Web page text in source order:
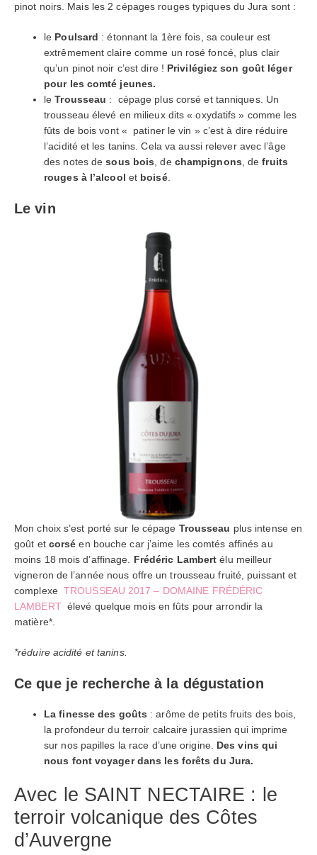
pinot noirs. Mais les 2 cépages rouges typiques du Jura sont :
le Poulsard : étonnant la 1ère fois, sa couleur est
extrêmement claire comme un rosé foncé, plus clair
qu’un pinot noir c’est dire ! Privilégiez son goût léger
pour les comté jeunes.
leTrousseau : cépage plus corsé et tanniques. Un
trousseau élevé en milieux dits « oxydatifs » comme les
fûts de bois vont « patiner le vin » c’est à dire réduire
l’acidité et les tanins. Cela va aussi relever avec l’âge
des notes desous bois , de champignons , defruits
rouges à l’alcool et boisé.
Le vin
Mon choix s’est porté sur le cépage Trousseau plus intense en
goût et corsé en bouche car j’aime les comtés affinés au
moins 18 mois d’affinage. Frédéric Lambert élu meilleur
vigneron de l’année nous offre un trousseau fruité, puissant et
complexe TROUSSEAU 2017 – DOMAINE FRÉDÉRIC
LAMBERT élevé quelque mois en fûts pour arrondir la
matière*.
*réduire acidité et tanins.
Ce que je recherche à la dégustation
La finesse des goûts : arôme de petits fruits des bois,
la profondeur du terroir calcaire jurassien qui imprime
sur nos papilles la race d’une origine. Des vins qui
nous font voyager dans les forêts du Jura.
Avec le SAINT NECTAIRE : le
terroir volcanique des Côtes
d’Auvergne
dégustation
> Oui, je veux mon guide
Je hais les spams : votre adresse email ne sera jamais cédée ni
revendue. En vous inscrivant ici, vous recevrez des articles, vidéos,
choisir le vin et tout ce qui peut vous y aider directement ou
indirectement. Voir mentions légales complètes en bas de page. Vous